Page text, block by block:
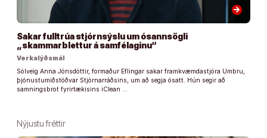
arrow_forward
Sakar fulltrúa stjórnsýslu um ósannsögli
„skammarblettur á samfélaginu“
Verkalýðsmál
Sólveig Anna Jónsdóttir, formaður Eflingar sakar framkvæmdastjóra Umbru,
þjónustumiðstöðvar Stjórnarráðsins, um að segja ósatt. Hún segir að
samningsbrot fyrirtækisins iClean …
Nýjustu fréttir